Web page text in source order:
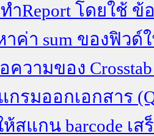
ำReport โดยใช้
ค่า sum ของฟิวด์ใ
วามของ Crosstab
รมออกเอกสาร
สแกน barcode เ